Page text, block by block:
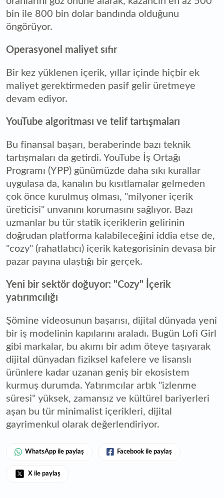
bin ile 800 bin dolar bandında olduğunu
öngörüyor.
Operasyonel maliyet sıfır
Bir kez yüklenen içerik, yıllar içinde hiçbir ek
maliyet gerektirmeden pasif gelir üretmeye
devam ediyor.
YouTube algoritması ve telif tartışmaları
Bu finansal başarı, beraberinde bazı teknik
tartışmaları da getirdi. YouTube İş Ortağı
Programı (YPP) günümüzde daha sıkı kurallar
uygulasa da, kanalın bu kısıtlamalar gelmeden
çok önce kurulmuş olması, "milyoner içerik
üreticisi" unvanını korumasını sağlıyor. Bazı
uzmanlar bu tür statik içeriklerin gelirinin
doğrudan platforma kalabileceğini iddia etse de,
"cozy" (rahatlatıcı) içerik kategorisinin devasa bir
pazar payına ulaştığı bir gerçek.
Yeni bir sektör doğuyor: "Cozy" İçerik
yatırımcılığı
Şömine videosunun başarısı, dijital dünyada yeni
bir iş modelinin kapılarını araladı. Bugün Lofi Girl
gibi markalar, bu akımı bir adım öteye taşıyarak
dijital dünyadan fiziksel kafelere ve lisanslı
ürünlere kadar uzanan geniş bir ekosistem
kurmuş durumda. Yatırımcılar artık "izlenme
süresi" yüksek, zamansız ve kültürel bariyerleri
aşan bu tür minimalist içerikleri, dijital
gayrimenkul olarak değerlendiriyor.
WhatsApp ile paylaş Facebook ile paylaş
X ile paylaş